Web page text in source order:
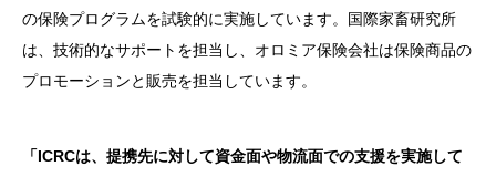
の保険プログラムを試験的に実施しています。国際家畜研究所
は、技術的なサポートを担当し、オロミア保険会社は保険商品の
プロモーションと販売を担当しています。
「ICRCは、提携先に対して資金面や物流面での支援を実施して